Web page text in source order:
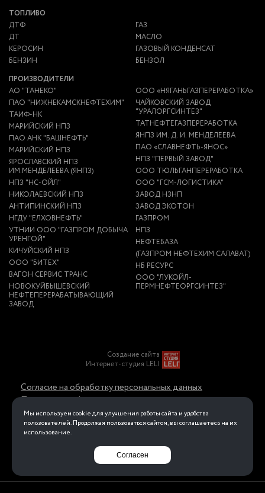
ТОПЛИВО
ДТФ
ДТ
КЕРОСИН
БЕНЗИН
ГАЗ
МАСЛО
ГАЗОВЫЙ КОНДЕНСАТ
БЕНЗОЛ
ПРОИЗВОДИТЕЛИ
АО "ТАНЕКО"
ПАО "НИЖНЕКАМСКНЕФТЕХИМ"
ТАИФ-НК
МАРИЙСКИЙ НПЗ
ПАО АНК "БАШНЕФТЬ"
МАРИЙСКИЙ НПЗ
ЯРОСЛАВСКИЙ НПЗ
ИМ.МЕНДЕЛЕЕВА (ЯНПЗ)
НПЗ "НС-ОЙЛ"
НИКОЛАЕВСКИЙ НПЗ
АНТИПИНСКИЙ НПЗ
НГДУ "ЕЛХОВНЕФТЬ"
УТНИИ ООО "ГАЗПРОМ ДОБЫЧА
УРЕНГОЙ"
КИЧУЙСКИЙ НПЗ
ООО "БИТЕХ"
ВАГОН СЕРВИС ТРАНС
НОВОКУЙБЫШЕВСКИЙ
НЕФТЕПЕРЕРАБАТЫВАЮЩИЙ
ЗАВОД
ООО «НЯГАНЬГАЗПЕРЕРАБОТКА»
ЧАЙКОВСКИЙ ЗАВОД
"УРАЛОРГСИНТЕЗ"
ТАТНЕФТЕГАЗПЕРЕРАБОТКА
ЯНПЗ ИМ. Д. И. МЕНДЕЛЕЕВА
ПАО «СЛАВНЕФТЬ-ЯНОС»
НПЗ "ПЕРВЫЙ ЗАВОД"
ООО ТЮЛЬГАНПЕРЕРАБОТКА
ООО "ГСМ-ЛОГИСТИКА"
ЗАВОД НЗНП
ЗАВОД ЭКОТОН
ГАЗПРОМ
НПЗ
НЕФТЕБАЗА
(ГАЗПРОМ НЕФТЕХИМ САЛАВАТ)
НБ РЕСУРС
ООО "ЛУКОЙЛ-
ПЕРМНЕФТЕОРГСИНТЕЗ"
Создание сайта
Интернет-студия LELI
Согласие на обработку персональных данных
Политика конфиденциальности в отношении
обработки персональных данных
Перейти на полную версию
Мы используем cookie для улучшения работы сайта и удобства
пользователей. Продолжая пользоваться сайтом, вы соглашаетесь на их
использование.
Согласен